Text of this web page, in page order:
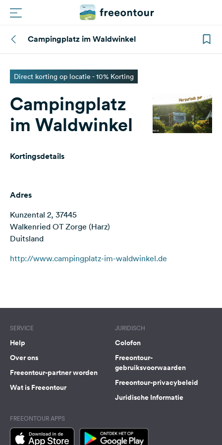
Routes
Campings
Magazine
Partners
Registreren
Vragen &
Feedback
Nederlands
media
Instagram
Campingplatz im Waldwinkel
Direct korting op locatie - 10% Korting
Campingplatz
im Waldwinkel
Kortingsdetails
Adres
Kunzental 2, 37445
Walkenried OT Zorge (Harz)
Duitsland
http://www.campingplatz-im-waldwinkel.de
SERVICE
Help
Over ons
Freeontour-partner worden
Wat is Freeontour
JURIDISCH
Colofon
Freeontour-
gebruiksvoorwaarden
Freeontour-privacybeleid
Juridische Informatie
FREEONTOUR APPS